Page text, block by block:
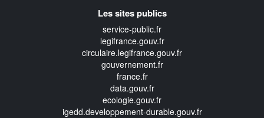
Les sites publics
service-public.fr
legifrance.gouv.fr
circulaire.legifrance.gouv.fr
gouvernement.fr
france.fr
data.gouv.fr
ecologie.gouv.fr
igedd.developpement-durable.gouv.fr